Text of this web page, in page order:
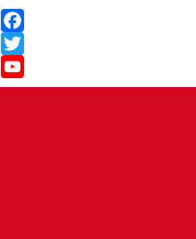
Facebook
Twitter
YouTube